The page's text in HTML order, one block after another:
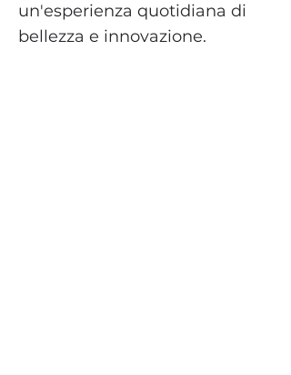
un'esperienza quotidiana di
bellezza e innovazione.